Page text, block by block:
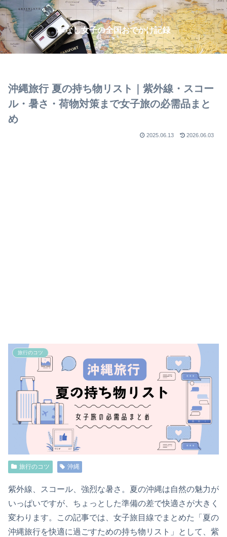
車なし女子の全国おでかけ記録
沖縄旅行 夏の持ち物リスト｜紫外線・スコー
ル・暑さ・荷物対策まで女子旅の必需品まと
め
2025.06.13 2026.06.03
旅行のコツ
旅行のコツ 沖縄
紫外線、スコール、強烈な暑さ。夏の沖縄は自然の魅力が
いっぱいですが、ちょっとした準備の差で快適さが大きく
変わります。この記事では、女子旅目線でまとめた「夏の
沖縄旅行を快適に過ごすための持ち物リスト」として、紫